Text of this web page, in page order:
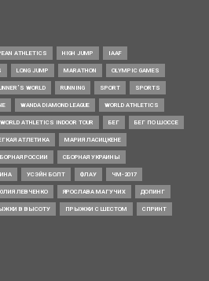
ATHLETICS HIGH JUMP IAAF
LONG JUMP MARATHON OLYMPIC GAMES
WORLD RUNNING SPORT SPORTS
WANDA DIAMOND LEAGUE WORLD ATHLETICS
WORLD ATHLETICS INDOOR TOUR БЕГ БЕГ ПО ШОССЕ
АТЛЕТИКА МАРИЯ ЛАСИЦКЕНЕ
РОССИИ СБОРНАЯ УКРАИНЫ
УСЭЙН БОЛТ ФЛАУ ЧМ-2017
ЛЕВЧЕНКО ЯРОСЛАВА МАГУЧИХ ДОПИНГ
В ВЫСОТУ ПРЫЖКИ С ШЕСТОМ СПРИНТ